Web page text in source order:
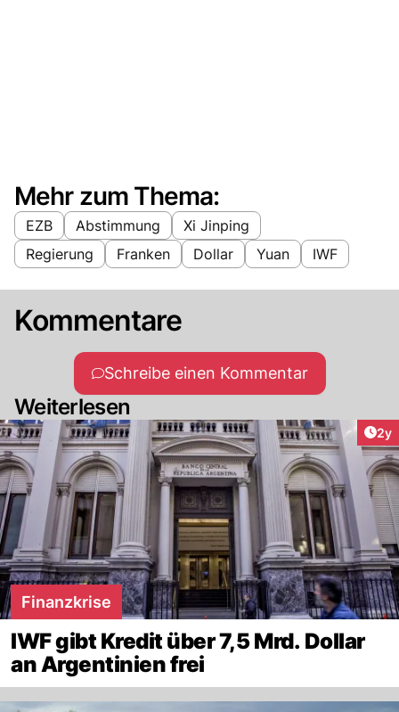
Mehr zum Thema:
EZB Abstimmung
Xi Jinping
Regierung
Franken Dollar Yuan IWF
Kommentare
Schreibe einen Kommentar
Weiterlesen
2y
Finanzkrise
IWF gibt Kredit über 7,5 Mrd. Dollar
an Argentinien frei